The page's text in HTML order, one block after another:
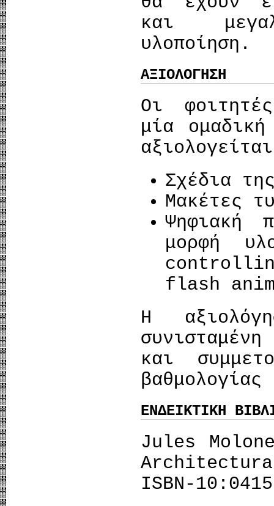
και
υλοποίηση.
ΑΞΙΟΛΟΓΗΣΗ
Οι
μία
Σχέδια
Μακέτες
Ψηφιακή
μορφή
flash
Η
και
ΕΝΔΕΙΚΤΙΚΗ
Jules
ISBN-